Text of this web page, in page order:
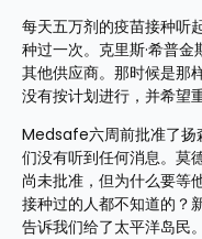
每天五万剂的疫苗接种听
种过一次。克里斯·希普
其他供应商。那时候是那
没有按计划进行，并希望
Medsafe六周前批准了扬
们没有听到任何消息。莫
尚未批准，但为什么要等
接种过的人都不知道的？
告诉我们给了太平洋岛民。